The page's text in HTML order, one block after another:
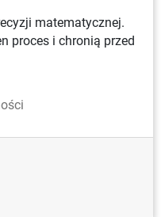
matematycznej.
proces i chronią przed